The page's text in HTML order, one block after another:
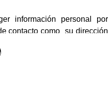
información personal por
contacto como su dirección
demográfica. Así mismo
requerida información